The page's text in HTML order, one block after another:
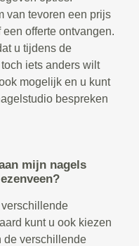
van tevoren een prijs
offerte ontvangen.
u tijdens de
iets anders wilt
mogelijk en u kunt
bespreken
mijn nagels
kunt u ook kiezen
de verschillende